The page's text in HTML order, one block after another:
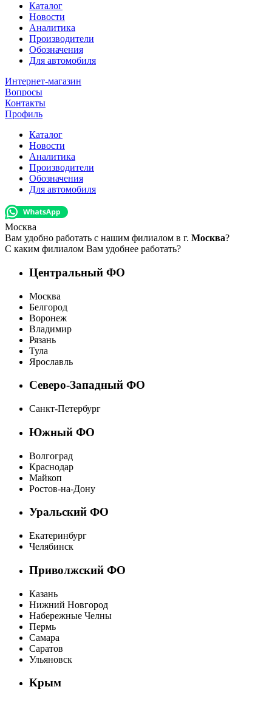
Каталог
Новости
Аналитика
Производители
Обозначения
Для автомобиля
Интернет-магазин
Вопросы
Контакты
Профиль
Каталог
Новости
Аналитика
Производители
Обозначения
Для автомобиля
Москва
Вам удобно работать с нашим филиалом в г. Москва?
С каким филиалом Вам удобнее работать?
Центральный ФО
Москва
Белгород
Воронеж
Владимир
Рязань
Тула
Ярославль
Северо-Западный ФО
Санкт-Петербург
Южный ФО
Волгоград
Краснодар
Майкоп
Ростов-на-Дону
Уральский ФО
Екатеринбург
Челябинск
Приволжский ФО
Казань
Нижний Новгород
Набережные Челны
Пермь
Самара
Саратов
Ульяновск
Крым